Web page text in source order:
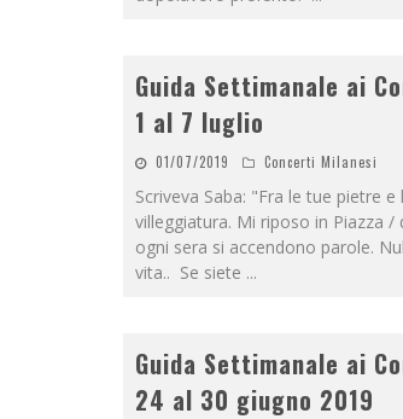
Guida Settimanale ai
1 al 7 luglio
01/07/2019 Concerti Milanesi
Scriveva Saba: "Fra le tue pietre
villeggiatura. Mi riposo in Piazza
ogni sera si accendono parole.
vita.. Se siete ...
Guida Settimanale ai
24 al 30 giugno 2019